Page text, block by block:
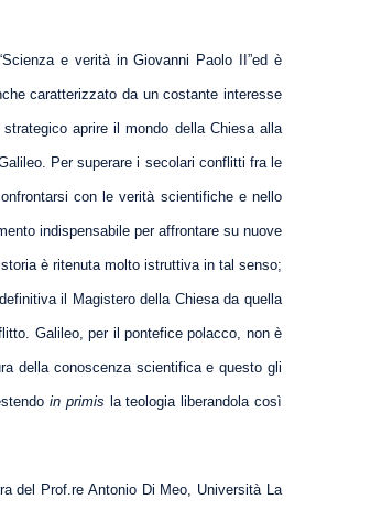
e verità in Giovanni Paolo II”ed è
caratterizzato da un costante interesse
aprire il mondo della Chiesa alla
Per superare i secolari conflitti fra le
con le verità scientifiche e nello
indispensabile per affrontare su nuove
è ritenuta molto istruttiva in tal senso;
il Magistero della Chiesa da quella
Galileo, per il pontefice polacco, non è
della conoscenza scientifica e questo gli
in primis la teologia liberandola così
del Prof.re Antonio Di Meo, Università La